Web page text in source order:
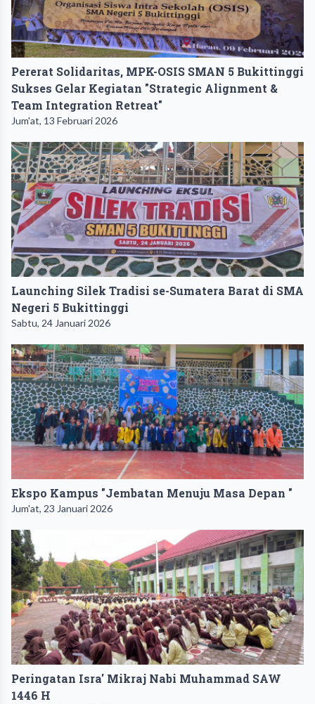
Pererat Solidaritas, MPK-OSIS SMAN 5 Bukittinggi
Sukses Gelar Kegiatan "Strategic Alignment &
Team Integration Retreat"
Jum'at, 13 Februari 2026
Launching Silek Tradisi se-Sumatera Barat di SMA
Negeri 5 Bukittinggi
Sabtu, 24 Januari 2026
Ekspo Kampus "Jembatan Menuju Masa Depan "
Jum'at, 23 Januari 2026
Peringatan Isra' Mikraj Nabi Muhammad SAW
1446 H